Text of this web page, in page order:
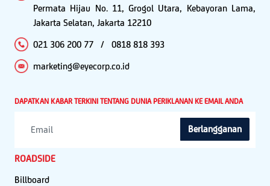
Permata Hijau No. 11, Grogol Utara, Kebayoran Lama,
Jakarta Selatan, Jakarta 12210
021 306 200 77 / 0818 818 393
marketing@eyecorp.co.id
DAPATKAN KABAR TERKINI TENTANG DUNIA PERIKLANAN KE EMAIL ANDA
Berlangganan
ROADSIDE
Billboard